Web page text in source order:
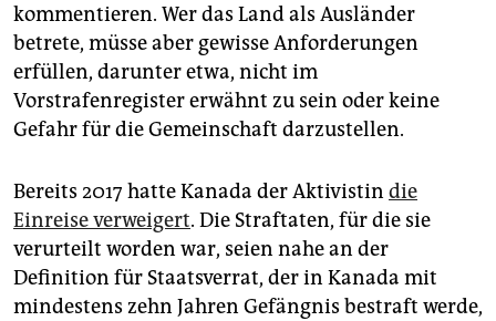
kommentieren. Wer das Land als Ausländer
betrete, müsse aber gewisse Anforderungen
erfüllen, darunter etwa, nicht im
Vorstrafenregister erwähnt zu sein oder keine
Gefahr für die Gemeinschaft darzustellen.
Bereits 2017 hatte Kanada der Aktivistin die
Einreise verweigert. Die Straftaten, für die sie
verurteilt worden war, seien nahe an der
Definition für Staatsverrat, der in Kanada mit
mindestens zehn Jahren Gefängnis bestraft werde,